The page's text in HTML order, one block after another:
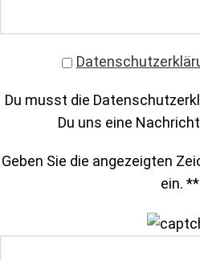
Du musst die
Du uns eine
Geben Sie die angezeigten
ein. **